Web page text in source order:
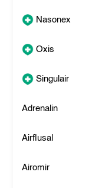
Nasonex
Oxis
Singulair
Adrenalin
Airflusal
Airomir